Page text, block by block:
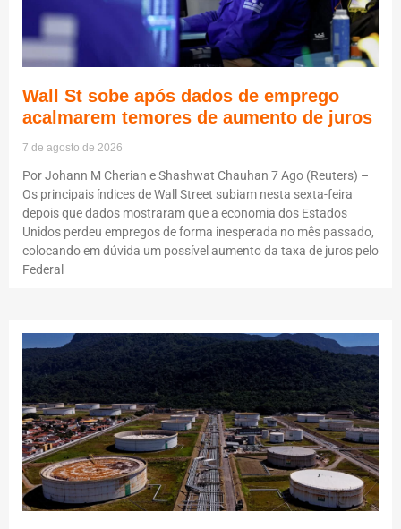
Wall St sobe após dados de emprego
acalmarem temores de aumento de juros
7 de agosto de 2026
Por Johann M Cherian e Shashwat Chauhan 7 Ago (Reuters) –
Os principais índices de Wall Street subiam nesta sexta-feira
depois que dados mostraram que a economia dos Estados
Unidos perdeu empregos de forma inesperada no mês passado,
colocando em dúvida um possível aumento da taxa de juros pelo
Federal